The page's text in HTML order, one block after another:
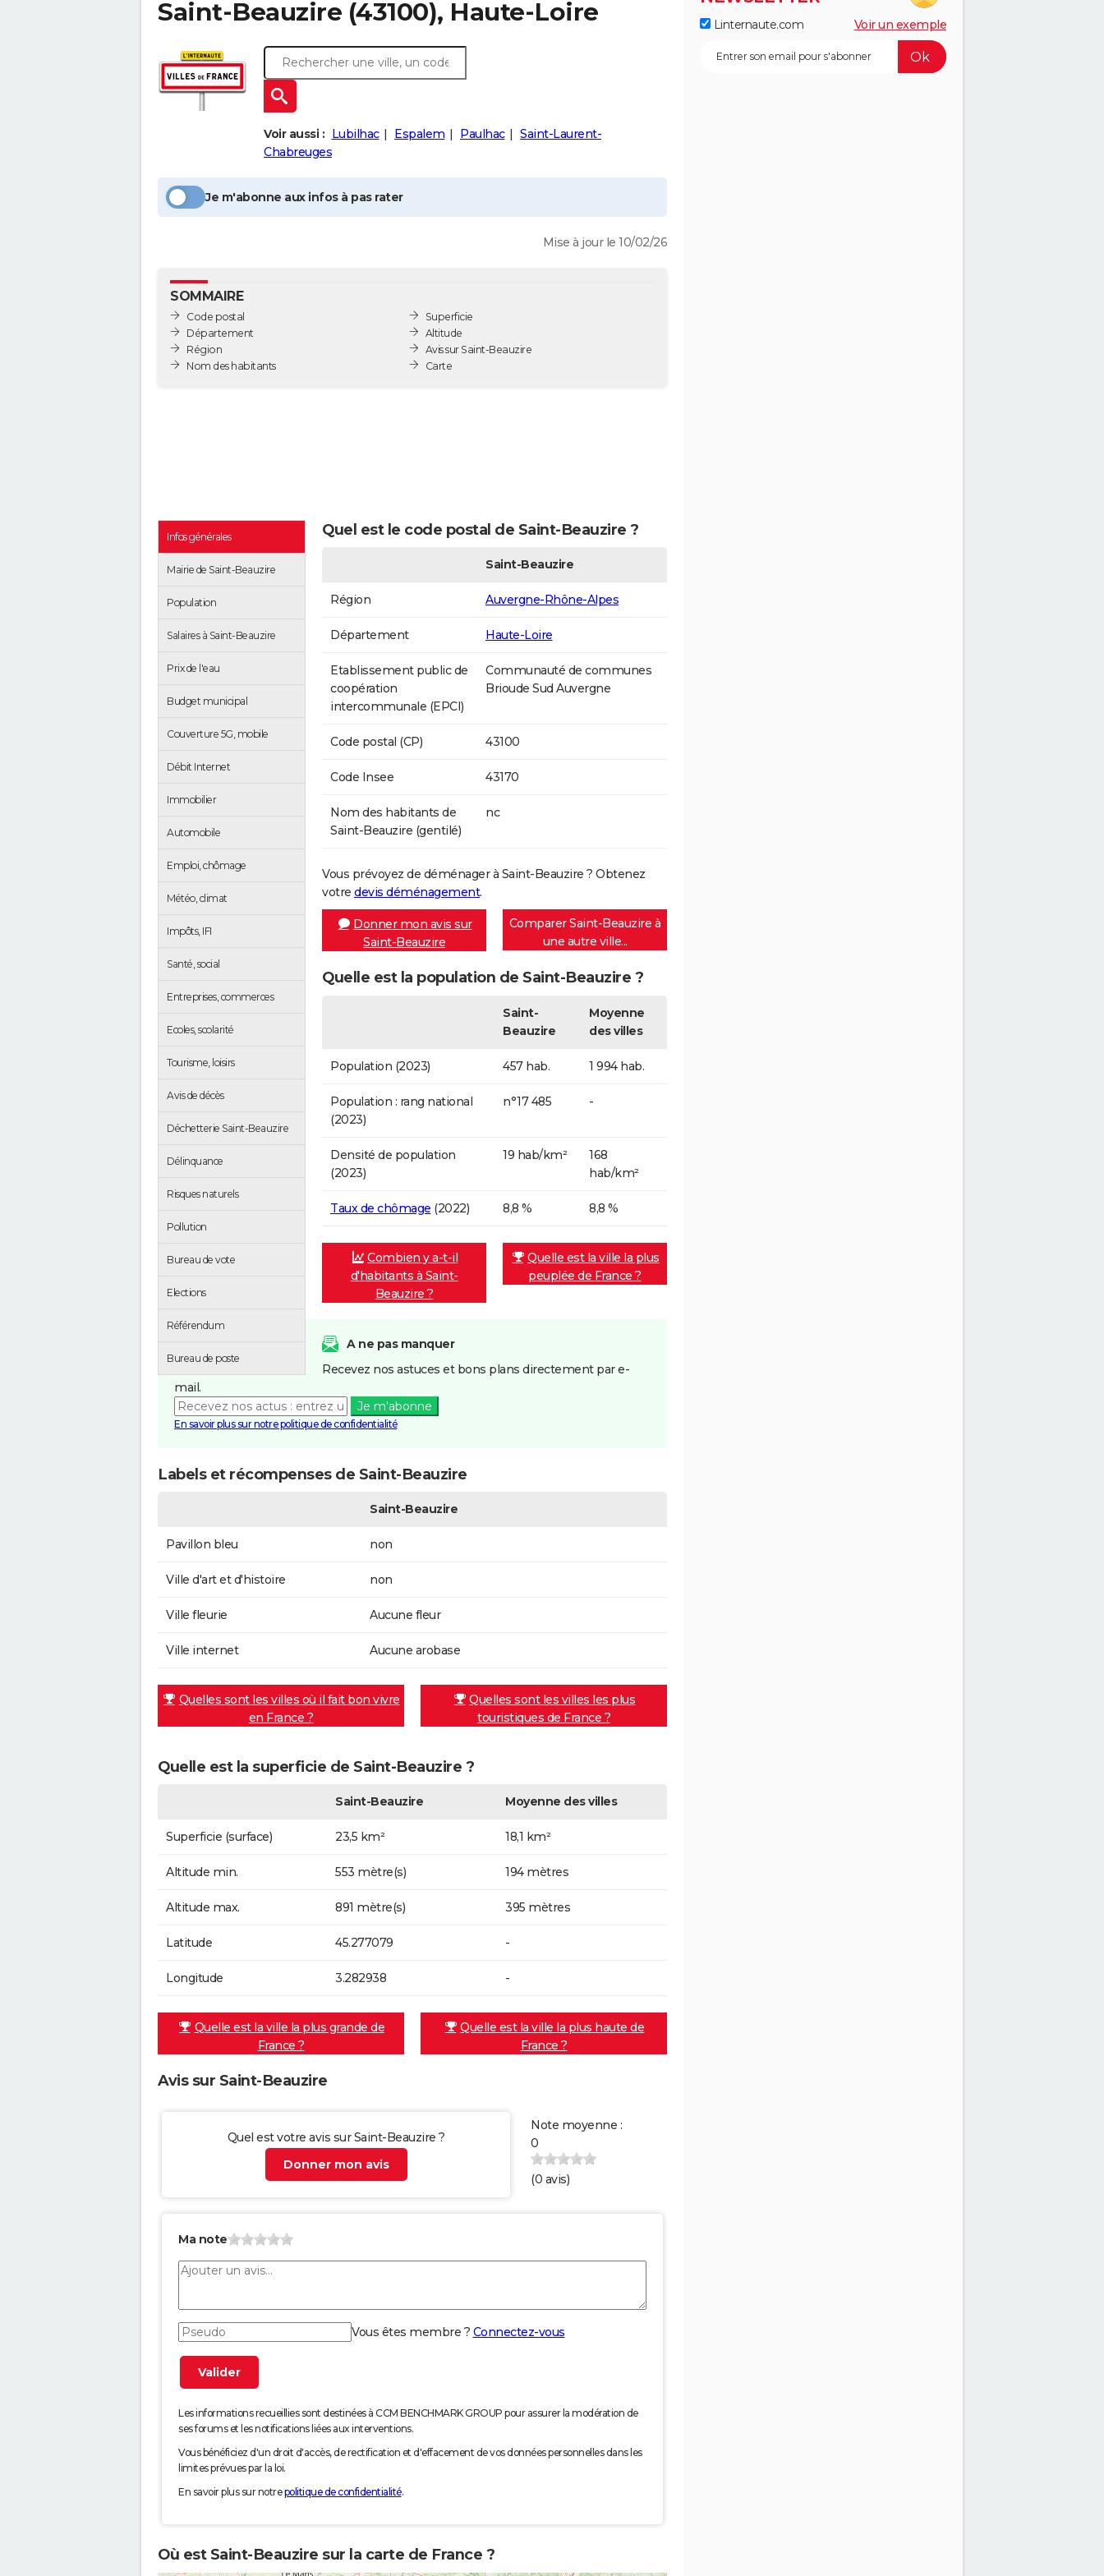
Saint-Beauzire (43100), Haute-Loire
Voir aussi : Lubilhac Espalem Paulhac
Saint-Laurent-
Chabreuges
Je m'abonne aux infos à pas rater
Mise à jour le 10/02/26
SOMMAIRE
Code postal
Département
Région
Nom des habitants
Superficie
Altitude
Avis sur Saint-Beauzire
Carte
Infos générales
Mairie de Saint-Beauzire
Population
Salaires à Saint-Beauzire
Prix de l'eau
Budget municipal
Couverture 5G, mobile
Débit Internet
Immobilier
Automobile
Emploi, chômage
Météo, climat
Impôts, IFI
Santé, social
Entreprises, commerces
Ecoles, scolarité
Tourisme, loisirs
Avis de décès
Déchetterie Saint-Beauzire
Délinquance
Risques naturels
Pollution
Bureau de vote
Elections
Référendum
Bureau de poste
Quel est le code postal de Saint-Beauzire ?
Saint-Beauzire
Région Auvergne-Rhône-Alpes
Département Haute-Loire
Etablissement public de
coopération
intercommunale (EPCI)
Communauté de communes
Brioude Sud Auvergne
Code postal (CP) 43100
Code Insee 43170
Nom des habitants de
Saint-Beauzire (gentilé)
nc
Vous prévoyez de déménager à Saint-Beauzire ? Obtenez
votre devis déménagement.
Donner mon avis sur
Saint-Beauzire
Comparer Saint-Beauzire à
une autre ville...
Quelle est la population de Saint-Beauzire ?
Saint-
Beauzire
Moyenne
des villes
Population (2023) 457 hab. 1 994 hab.
Population : rang national
(2023)
n°17 485 -
Densité de population
(2023)
19 hab/km²
168
hab/km²
Taux de chômage (2022) 8,8 % 8,8 %
Combien y a-t-il
d'habitants à Saint-
Beauzire ?
Quelle est la ville la plus
peuplée de France ?
A ne pas manquer
Recevez nos astuces et bons plans directement par e-
mail.
Je m'abonne
En savoir plus sur notre politique de confidentialité
Labels et récompenses de Saint-Beauzire
Saint-Beauzire
Pavillon bleu non
Ville d'art et d'histoire non
Ville fleurie Aucune fleur
Ville internet Aucune arobase
Quelles sont les villes où il fait bon vivre
en France ?
Quelles sont les villes les plus
touristiques de France ?
Quelle est la superficie de Saint-Beauzire ?
Saint-Beauzire Moyenne des villes
Superficie (surface) 23,5 km² 18,1 km²
Altitude min. 553 mètre(s) 194 mètres
Altitude max. 891 mètre(s) 395 mètres
Latitude 45.277079 -
Longitude 3.282938 -
Quelle est la ville la plus grande de
France ?
Quelle est la ville la plus haute de
France ?
Avis sur Saint-Beauzire
Quel est votre avis sur Saint-Beauzire ?
Donner mon avis
Note moyenne :
0
(0 avis)
Ma note
Vous êtes membre ? Connectez-vous
Les informations recueillies sont destinées à CCM BENCHMARK GROUP pour assurer la modération de
ses forums et les notifications liées aux interventions.
Vous bénéficiez d'un droit d'accès, de rectification et d'effacement de vos données personnelles dans les
limites prévues par la loi.
En savoir plus sur notrepolitique de confidentialité.
Où est Saint-Beauzire sur la carte de France ?
Linternaute.com Voir un exemple